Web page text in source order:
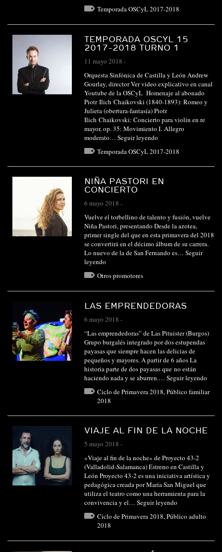
Temporada OSCyL 2017-2018
TEMPORADA OSCYL 15
2017-2018 TURNO 1
11 mayo 2018 -
Orquesta Sinfónica de Castilla y León Andrew
Gourlay, director Ver video explicativo en canal
Youtube de la OSCyL Homenaje al abonado
Piotr Ilich Chaikovski (1840-1893): Romeo y
Julieta (obertura-fantasía) Piotr
Ilich Chaikovski: Concierto para violín en re
mayor, op. 35: Movimiento I. Allegro
moderato… Seguir leyendo
Temporada OSCyL 2017-2018
NIÑA PASTORI EN
CONCIERTO
6 mayo 2018 -
Vuelve el torbellino de talento y fusión, vuelve
Niña Pastori, presentando Desde la azotea,
primer single del que en esta primavera del 2018
se convertirá en el décimo álbum de su carrera.
Lo nuevo de la de San Fernando es… Seguir
leyendo
Otros promotores
LAS EMPRENDEDORAS
6 mayo 2018 -
“Las emprendedoras” de Las Pituister (Burgos)
Grupo burgalés integrado por dos estupendas
payasas que siempre hacen las delicias de
pequeños y mayores. A partir de 6 años La
historia parte de dos payasas que no están
haciendo nada y se aburren.… Seguir leyendo
Ciclo de Primavera 2018, Público familiar
2018
VIAJE AL FIN DE LA NOCHE
5 mayo 2018 -
«Viaje al fin de la noche» de Proyecto 43-2
(Valladolid-Salamanca) Estreno en Castilla y
León Proyecto 43-2 es una iniciativa artística y
pedagógica creada por María San Miguel que
utiliza el teatro como una herramienta para la
convivencia y el… Seguir leyendo
Ciclo de Primavera 2018,Público adulto
2018